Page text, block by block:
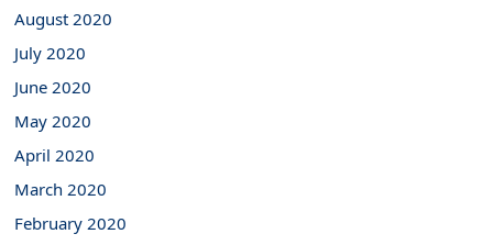
August 2020
July 2020
June 2020
May 2020
April 2020
March 2020
February 2020